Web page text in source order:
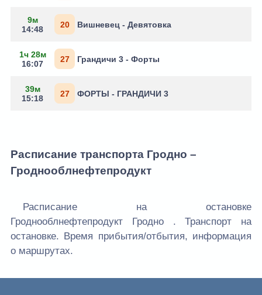
9м
14:48
20 Вишневец - Девятовка
1ч 28м
16:07
27 Грандичи 3 - Форты
39м
15:18
27 ФОРТЫ - ГРАНДИЧИ 3
Расписание транспорта Гродно –
Гроднооблнефтепродукт
Расписание на остановке
Гроднооблнефтепродукт Гродно . Транспорт на
остановке. Время прибытия/отбытия, информация
о маршрутах.